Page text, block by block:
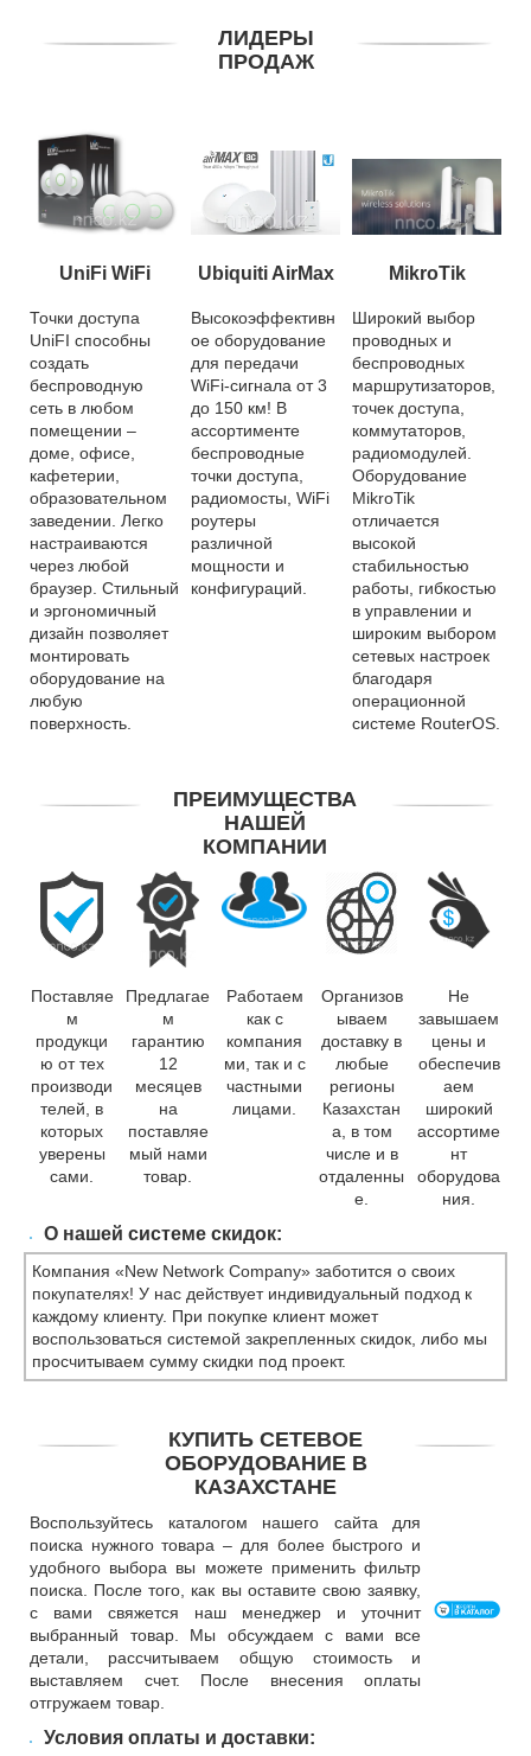
ЛИДЕРЫ
ПРОДАЖ
UniFi WiFi Ubiquiti AirMax MikroTik
Точки доступа
UniFI способны
создать
беспроводную
сеть в любом
помещении –
доме, офисе,
кафетерии,
образовательном
заведении. Легко
настраиваются
через любой
браузер. Стильный
и эргономичный
дизайн позволяет
монтировать
оборудование на
любую
поверхность.
Высокоэффективн
ое оборудование
для передачи
WiFi-сигнала от 3
до 150 км! В
ассортименте
беспроводные
точки доступа,
радиомосты, WiFi
роутеры
различной
мощности и
конфигураций.
Широкий выбор
проводных и
беспроводных
маршрутизаторов,
точек доступа,
коммутаторов,
радиомодулей.
Оборудование
MikroTik
отличается
высокой
стабильностью
работы, гибкостью
в управлении и
широким выбором
сетевых настроек
благодаря
операционной
системе RouterOS.
ПРЕИМУЩЕСТВА
НАШЕЙ
КОМПАНИИ
Поставляе
м
продукци
ю от тех
производи
телей, в
которых
уверены
сами.
Предлагае
м
гарантию
12
месяцев
на
поставляе
мый нами
товар.
Работаем
как с
компания
ми, так и с
частными
лицами.
Организов
ываем
доставку в
любые
регионы
Казахстан
а, в том
числе и в
отдаленны
е.
Не
завышаем
цены и
обеспечив
аем
широкий
ассортиме
нт
оборудова
ния.
О нашей системе скидок:
Компания «New Network Company» заботится о своих
покупателях! У нас действует индивидуальный подход к
каждому клиенту. При покупке клиент может
воспользоваться системой закрепленных скидок, либо мы
просчитываем сумму скидки под проект.
КУПИТЬ СЕТЕВОЕ
ОБОРУДОВАНИЕ В
КАЗАХСТАНЕ
Воспользуйтесь каталогом нашего сайта для
поиска нужного товара – для более быстрого и
удобного выбора вы можете применить фильтр
поиска. После того, как вы оставите свою заявку,
с вами свяжется наш менеджер и уточнит
выбранный товар. Мы обсуждаем с вами все
детали, рассчитываем общую стоимость и
выставляем счет. После внесения оплаты
отгружаем товар.
Условия оплаты и доставки: